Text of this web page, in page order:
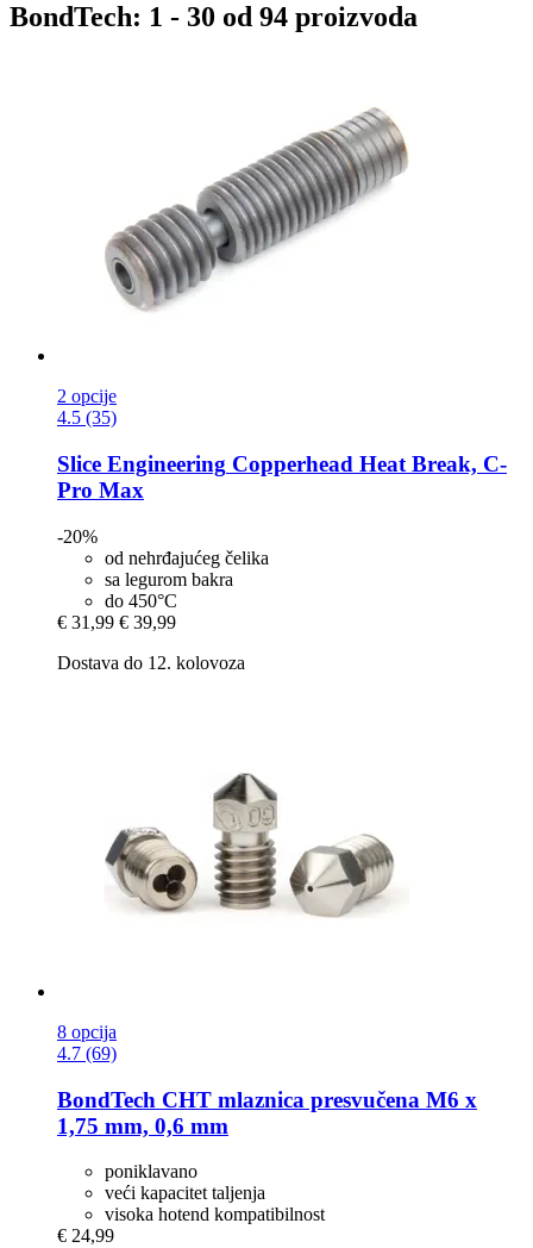
BondTech: 1 - 30 od 94 proizvoda
2 opcije
4.5 (35)
Slice Engineering Copperhead Heat Break, C-​
Pro Max
-20%
od nehrđajućeg čelika
sa legurom bakra
do 450°C
€ 31,99 € 39,99
Dostava do 12. kolovoza
8 opcija
4.7 (69)
BondTech CHT mlaznica presvučena M6 x
1,75 mm, 0,6 mm
poniklavano
veći kapacitet taljenja
visoka hotend kompatibilnost
€ 24,99